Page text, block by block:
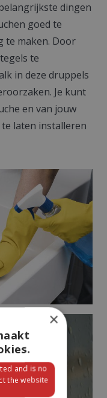
dingen
goed te
te maken. Door
te
in deze druppels
Je kunt
en van jouw
te laten installeren
×
and is no
the website